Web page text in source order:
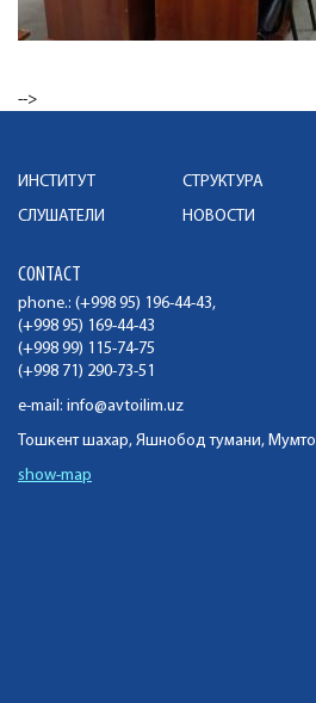
-->
ИНСТИТУТ СТРУКТУРА
СЛУШАТЕЛИ
НОВОСТИ
CONTACT
phone.: (+998 95) 196-44-43,
(+998 95) 169-44-43
(+998 99) 115-74-75
(+998 71) 290-73-51
e-mail: info@avtoilim.uz
Тошкент шахар, Яшнобод тумани,
show-map